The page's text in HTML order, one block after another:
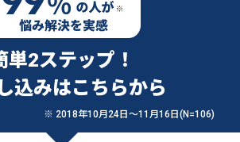
単2ステップ！
込みはこちらから
※ 2018年10月24日〜11月16日(N=106)